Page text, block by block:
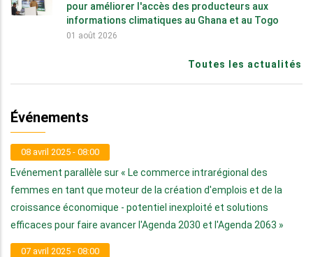
pour améliorer l'accès des producteurs aux
informations climatiques au Ghana et au Togo
01 août 2026
Toutes les actualités
Événements
08 avril 2025 - 08:00
Evénement parallèle sur « Le commerce intrarégional des
femmes en tant que moteur de la création d'emplois et de la
croissance économique - potentiel inexploité et solutions
efficaces pour faire avancer l'Agenda 2030 et l'Agenda 2063 »
07 avril 2025 - 08:00